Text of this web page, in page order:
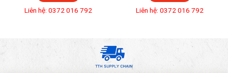
Liên hệ: 0372 016 792
Liên hệ: 0372 016 792